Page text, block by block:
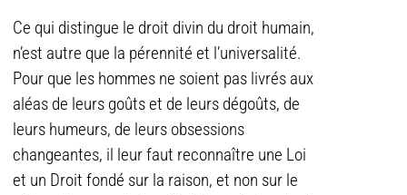
Ce qui distingue le droit divin du droit humain,
n’est autre que la pérennité et l’universalité.
Pour que les hommes ne soient pas livrés aux
aléas de leurs goûts et de leurs dégoûts, de
leurs humeurs, de leurs obsessions
changeantes, il leur faut reconnaître une Loi
et un Droit fondé sur la raison, et non sur le